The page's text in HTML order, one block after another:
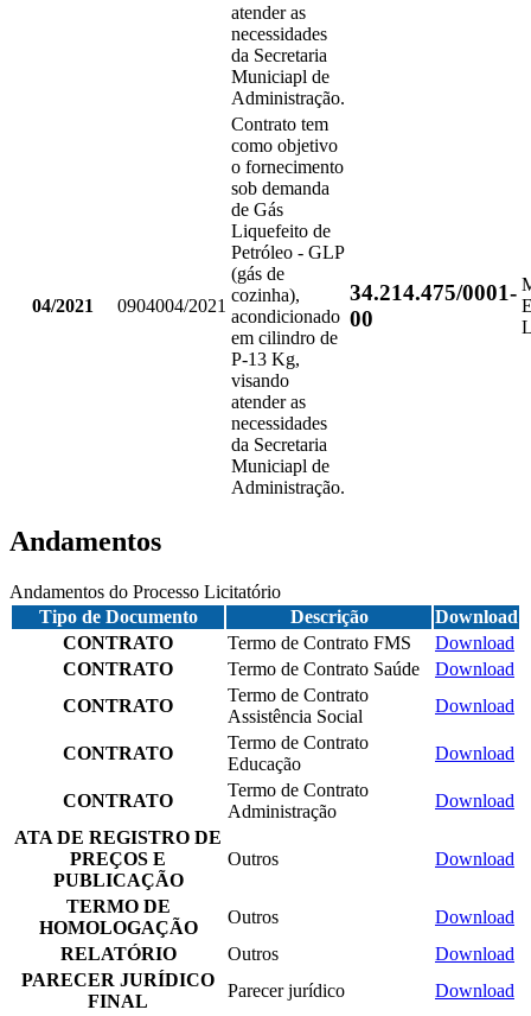
atender as
necessidades
da Secretaria
Municiapl de
Administração.
04/2021 0904004/2021
Contrato tem
como objetivo
o fornecimento
sob demanda
de Gás
Liquefeito de
Petróleo - GLP
(gás de
cozinha),
acondicionado
em cilindro de
P-13 Kg,
visando
atender as
necessidades
da Secretaria
Municiapl de
Administração.
34.214.475/0001-
00
Andamentos
Andamentos do Processo Licitatório
Tipo de Documento
Descrição
Download
CONTRATO
Termo de Contrato FMS
Download
CONTRATO
Termo de Contrato Saúde
Download
CONTRATO
Termo de Contrato
Assistência Social
Download
CONTRATO
Termo de Contrato
Educação
Download
CONTRATO
Termo de Contrato
Administração
Download
ATA DE REGISTRO DE
PREÇOS E
PUBLICAÇÃO
Outros Download
TERMO DE
HOMOLOGAÇÃO
Outros
Download
RELATÓRIO
Outros
Download
PARECER JURÍDICO
FINAL
Parecer jurídico
Download